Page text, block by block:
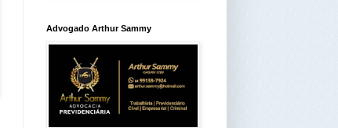
Advogado Arthur Sammy